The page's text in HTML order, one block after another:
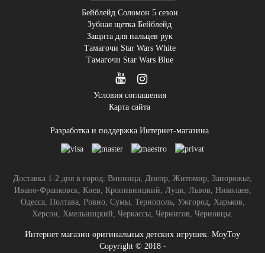
Бейблейд Соломон 5 сезон
Зубная щетка Бейблейд
Защита для пальцев рук
Тамагочи Star Wars White
Тамагочи Star Wars Blue
Условия соглашения
Карта сайта
Разработка и поддержка Интернет-магазина
Доставка 1-2 дня в город: Винница, Днепр, Житомир, Запорожье,
Ивано-Франковск, Киев, Кропивницкий, Луцк, Львов, Николаев,
Одесса, Полтава, Ровно, Сумы, Тернополь, Ужгород, Харьков,
Херсон, Хмельницкий, Черкассы, Чернигов, Черновцы.
Интернет магазин оригинальных детских игрушек. MoyToy
Copyright © 2018 -